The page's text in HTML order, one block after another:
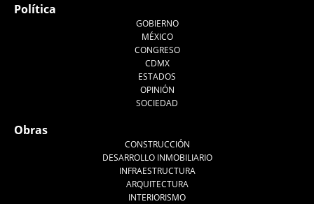
Política
GOBIERNO
MÉXICO
CONGRESO
CDMX
ESTADOS
OPINIÓN
SOCIEDAD
Obras
CONSTRUCCIÓN
DESARROLLO INMOBILIARIO
INFRAESTRUCTURA
ARQUITECTURA
INTERIORISMO